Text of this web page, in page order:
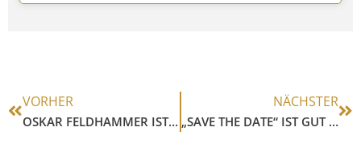
VORHER
OSKAR FELDHAMMER IST UNSER NEUER VEREINSMEISTER
NÄCHSTER
„SAVE THE DATE“ IST GUT – MELDE DICH AN IST BESSER!